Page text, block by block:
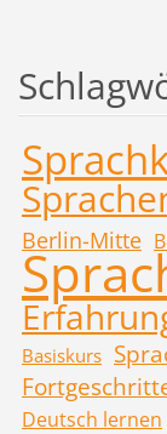
Berlin-Mitte
Basiskurs
Deutsch lernen